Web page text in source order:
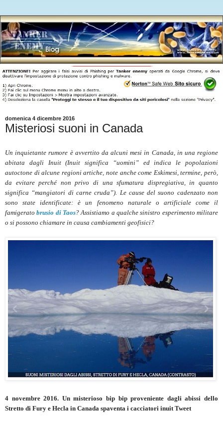
domenica 4 dicembre 2016
Misteriosi suoni in Canada
Un inquietante rumore è avvertito da alcuni mesi in Canada, in una regione
abitata dagli Inuit (Inuit significa “uomini” ed indica le popolazioni
autoctone di alcune regioni artiche, note anche come Eskimesi, termine, però,
da evitare perché non privo di una sfumatura dispregiativa, in quanto
significa “mangiatori di carne cruda”). Le cause del suono cadenzato non
sono state identificate: è un fenomeno naturale o artificiale come il
famigeratobrusio di Taos? Assistiamo a qualche sinistro esperimento militare
o si possono chiamare in causa cambiamenti geofisici?
4 novembre 2016. Un misterioso bip bip proveniente dagli abissi dello
Stretto di Fury e Hecla in Canada spaventa i cacciatori inuit Tweet